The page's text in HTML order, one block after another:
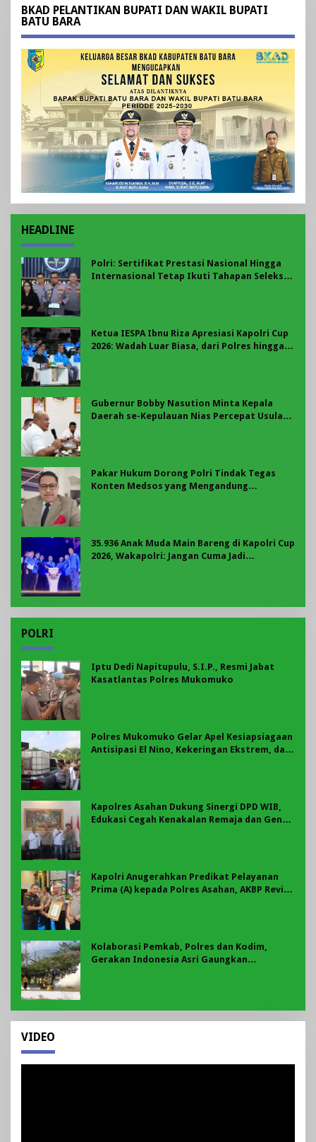
BKAD PELANTIKAN BUPATI DAN WAKIL BUPATI
BATU BARA
HEADLINE
Polri: Sertifikat Prestasi Nasional Hingga
Internasional Tetap Ikuti Tahapan Seleksi
Ketua IESPA Ibnu Riza Apresiasi Kapolri Cup
2026: Wadah Luar Biasa, dari Polres hingga
Gubernur Bobby Nasution Minta Kepala
Daerah se-Kepulauan Nias Percepat Usulan
Pakar Hukum Dorong Polri Tindak Tegas
Konten Medsos yang Mengandung
35.936 Anak Muda Main Bareng di Kapolri Cup
2026, Wakapolri: Jangan Cuma Jadi
POLRI
Iptu Dedi Napitupulu, S.I.P., Resmi Jabat
Kasatlantas Polres Mukomuko
Polres Mukomuko Gelar Apel Kesiapsiagaan
Antisipasi El Nino, Kekeringan Ekstrem, dan
Kapolres Asahan Dukung Sinergi DPD WIB,
Edukasi Cegah Kenakalan Remaja dan Geng
Kapolri Anugerahkan Predikat Pelayanan
Prima (A) kepada Polres Asahan, AKBP Revi
Kolaborasi Pemkab, Polres dan Kodim,
Gerakan Indonesia Asri Gaungkan
VIDEO